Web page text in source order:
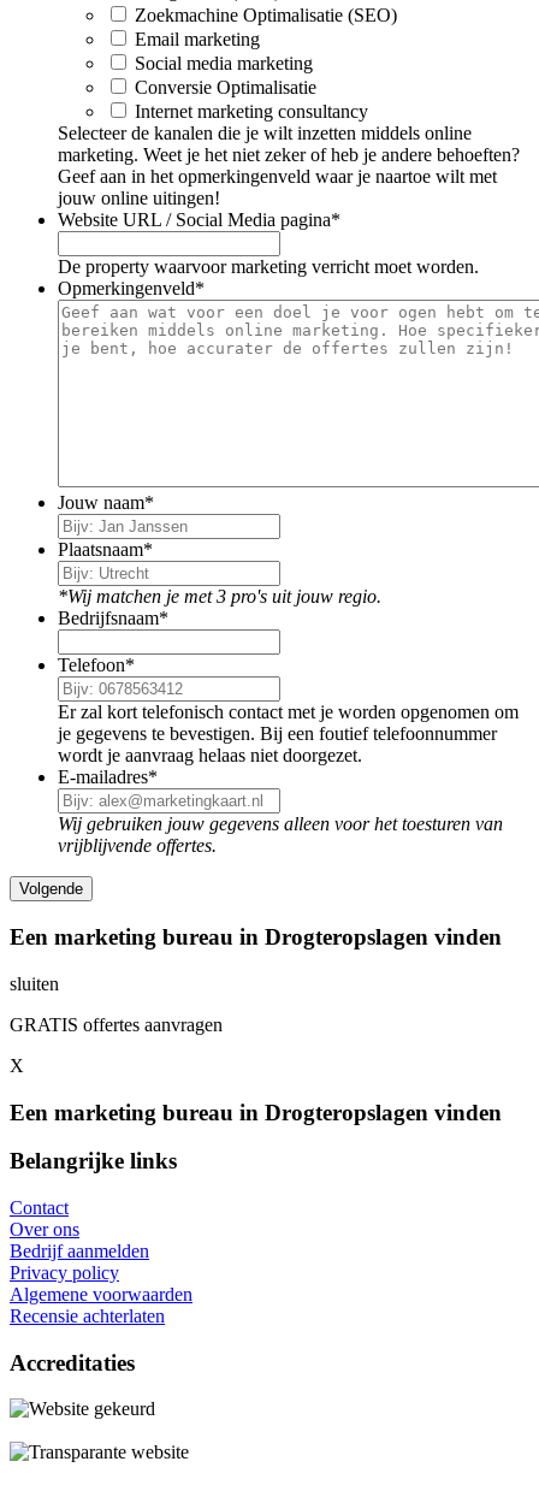
Zoekmachine Optimalisatie (SEO)
Email marketing
Social media marketing
Conversie Optimalisatie
Internet marketing consultancy
Selecteer de kanalen die je wilt inzetten middels online
marketing. Weet je het niet zeker of heb je andere behoeften?
Geef aan in het opmerkingenveld waar je naartoe wilt met
jouw online uitingen!
Website URL / Social Media pagina*
De property waarvoor marketing verricht moet worden.
Opmerkingenveld*
Jouw naam*
Plaatsnaam*
*Wij matchen je met 3 pro's uit jouw regio.
Bedrijfsnaam*
Telefoon*
Er zal kort telefonisch contact met je worden opgenomen om
je gegevens te bevestigen. Bij een foutief telefoonnummer
wordt je aanvraag helaas niet doorgezet.
E-mailadres*
Wij gebruiken jouw gegevens alleen voor het toesturen van
vrijblijvende offertes.
Een marketing bureau in Drogteropslagen vinden
sluiten
GRATIS offertes aanvragen
X
Een marketing bureau in Drogteropslagen vinden
Belangrijke links
Contact
Over ons
Bedrijf aanmelden
Privacy policy
Algemene voorwaarden
Recensie achterlaten
Accreditaties